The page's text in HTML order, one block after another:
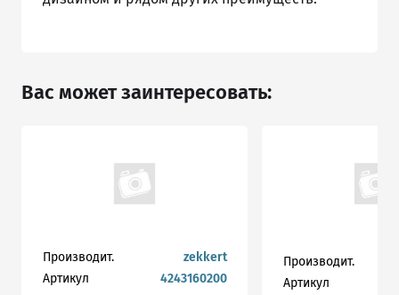
Вас может заинтересовать:
Производит.
zekkert
Артикул
4243160200
Производит.
Артикул